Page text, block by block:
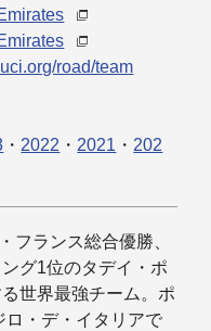
road/team
・ 2022 ・ 2021 ・ 202
フランス総合優勝、
グ1位のタデイ・ポ
世界最強チーム。ポ
ロ・デ・イタリアで